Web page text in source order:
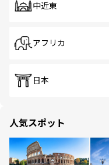
中近東
アフリカ
日本
人気スポット